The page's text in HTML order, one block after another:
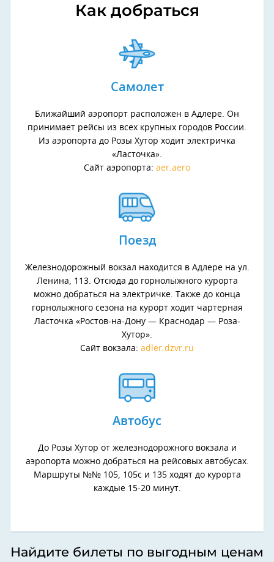
Как добраться
Самолет
Ближайший аэропорт расположен в Адлере. Он
принимает рейсы из всех крупных городов России.
Из аэропорта до Розы Хутор ходит электричка
«Ласточка».
Сайт аэропорта: aer.aero
Поезд
Железнодорожный вокзал находится в Адлере на ул.
Ленина, 113. Отсюда до горнолыжного курорта
можно добраться на электричке. Также до конца
горнолыжного сезона на курорт ходит чартерная
Ласточка «Ростов-на-Дону — Краснодар — Роза-
Хутор».
Сайт вокзала: adler.dzvr.ru
Автобус
До Розы Хутор от железнодорожного вокзала и
аэропорта можно добраться на рейсовых автобусах.
Маршруты №№ 105, 105с и 135 ходят до курорта
каждые 15-20 минут.
Найдите билеты по выгодным ценам